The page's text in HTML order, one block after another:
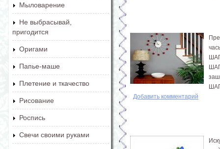
Мыловарение
Не выбрасывай,
пригодится
Оригами
Папье-маше
Плетение и ткачество
Рисование
Роспись
Свечи своими руками
Добавить комментарий